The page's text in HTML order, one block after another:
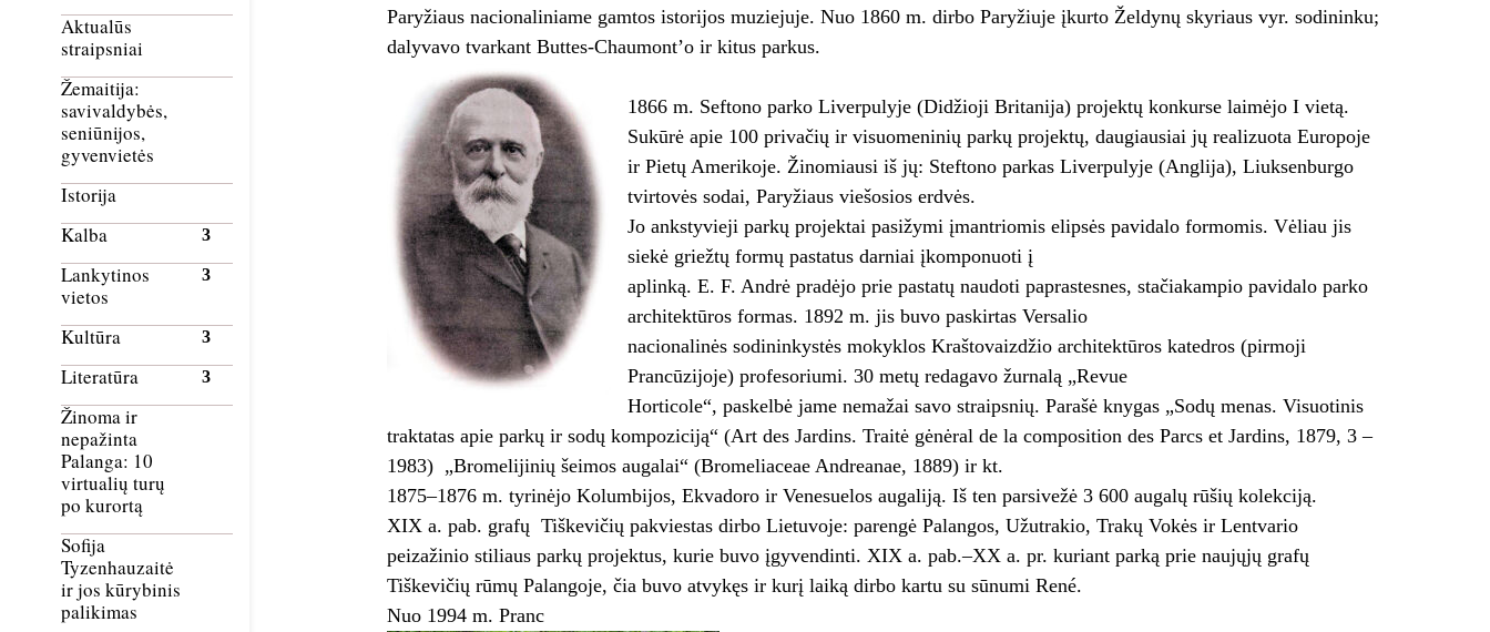
Aktualūs
straipsniai
Žemaitija:
savivaldybės,
seniūnijos,
gyvenvietės
Istorija
Kalba
Lankytinos
vietos
Kultūra
Literatūra
Žinoma ir
nepažinta
Palanga: 10
virtualių turų
po kurortą
Sofija
Tyzenhauzaitė
ir jos kūrybinis
palikimas
Paryžiaus nacionaliniame gamtos istorijos muziejuje. Nuo 1860 m. dirbo Paryžiuje įkurto Želdynų skyriaus vyr. sodininku;
dalyvavo tvarkant Buttes-Chaumont’o ir kitus parkus.
1866 m. Seftono parko Liverpulyje (Didžioji Britanija) projektų konkurse laimėjo I vietą.
Sukūrė apie 100 privačių ir visuomeninių parkų projektų, daugiausiai jų realizuota Europoje
ir Pietų Amerikoje. Žinomiausi iš jų: Steftono parkas Liverpulyje (Anglija), Liuksenburgo
tvirtovės sodai, Paryžiaus viešosios erdvės.
Jo ankstyvieji parkų projektai pasižymi įmantriomis elipsės pavidalo formomis. Vėliau jis
siekė griežtų formų pastatus darniai įkomponuoti į
aplinką. E. F. Andrė pradėjo prie pastatų naudoti paprastesnes, stačiakampio pavidalo parko
architektūros formas. 1892 m. jis buvo paskirtas Versalio
nacionalinės sodininkystės mokyklos Kraštovaizdžio architektūros katedros (pirmoji
Prancūzijoje) profesoriumi. 30 metų redagavo žurnalą „Revue
Horticole“, paskelbė jame nemažai savo straipsnių. Parašė knygas „Sodų menas. Visuotinis
traktatas apie parkų ir sodų kompoziciją“ (Art des Jardins. Traitė gėnėral de la composition des Parcs et Jardins, 1879, 3 –
1983) „Bromelijinių šeimos augalai“ (Bromeliaceae Andreanae, 1889) ir kt.
1875–1876 m. tyrinėjo Kolumbijos, Ekvadoro ir Venesuelos augaliją. Iš ten parsivežė 3 600 augalų rūšių kolekciją.
XIX a. pab. grafų Tiškevičių pakviestas dirbo Lietuvoje: parengė Palangos, Užutrakio, Trakų Vokės ir Lentvario
peizažinio stiliaus parkų projektus, kurie buvo įgyvendinti. XIX a. pab.–XX a. pr. kuriant parką prie naujųjų grafų
Tiškevičių rūmų Palangoje, čia buvo atvykęs ir kurį laiką dirbo kartu su sūnumi René.
Nuo 1994 m. Pranc